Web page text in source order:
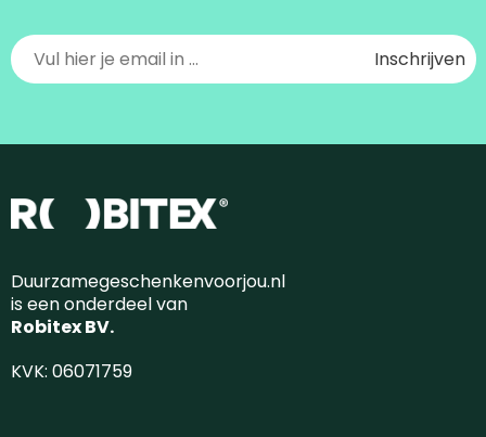
Duurzamegeschenkenvoorjou.nl
is een onderdeel van
Robitex BV.
KVK: 06071759